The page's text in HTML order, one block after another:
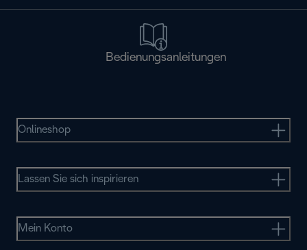
Bedienungsanleitungen
Onlineshop
Lassen Sie sich inspirieren
Mein Konto